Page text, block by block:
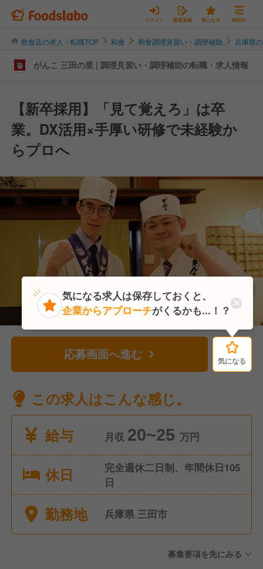
ログイン 新規登録 気になる MENU
飲食店の求人・転職TOP 和食 和食調理見習い・調理補助 兵庫県
がんこ 三田の里 | 調理見習い・調理補助の転職・求人情報
【新卒採用】「見て覚えろ」は卒
業。DX活用×手厚い研修で未経験か
らプロへ
応募画面へ進む 気になる
この求人はこんな感じ。
給与
月収 20~25 万円
休日
完全週休二日制、年間休日105
日
勤務地 兵庫県 三田市
募集要項を先にみる
気になる
気になる求人は保存しておくと、
企業からアプローチがくるかも...！？